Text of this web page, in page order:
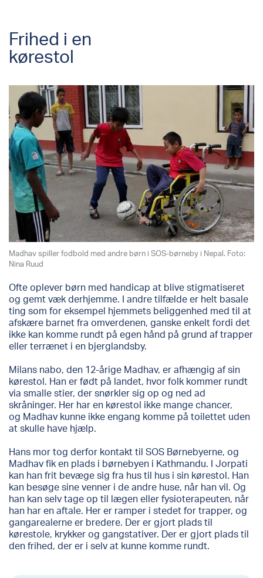
Frihed i en
kørestol
Madhav spiller fodbold med andre børn i SOS-børneby i Nepal. Foto:
Nina Ruud
Ofte oplever børn med handicap at blive stigmatiseret
og gemt væk derhjemme. I andre tilfælde er helt basale
ting som for eksempel hjemmets beliggenhed med til at
afskære barnet fra omverdenen, ganske enkelt fordi det
ikke kan komme rundt på egen hånd på grund af trapper
eller terrænet i en bjerglandsby.
Milans nabo, den 12-årige Madhav, er afhængig af sin
kørestol. Han er født på landet, hvor folk kommer rundt
via smalle stier, der snørkler sig op og ned ad
skråninger. Her har en kørestol ikke mange chancer,
og Madhav kunne ikke engang komme på toilettet uden
at skulle have hjælp.
Hans mor tog derfor kontakt til SOS Børnebyerne, og
Madhav fik en plads i børnebyen i Kathmandu. I Jorpati
kan han frit bevæge sig fra hus til hus i sin kørestol. Han
kan besøge sine venner i de andre huse, når han vil. Og
han kan selv tage op til lægen eller fysioterapeuten, når
han har en aftale. Her er ramper i stedet for trapper, og
gangarealerne er bredere. Der er gjort plads til
kørestole, krykker og gangstativer. Der er gjort plads til
den frihed, der er i selv at kunne komme rundt.